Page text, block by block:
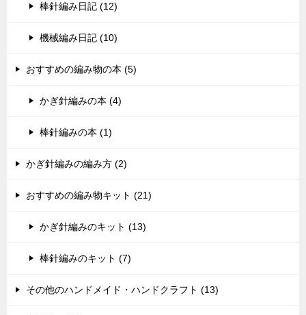
棒針編み日記 (12)
機械編み日記 (10)
おすすめの編み物の本 (5)
かぎ針編みの本 (4)
棒針編みの本 (1)
かぎ針編みの編み方 (2)
おすすめの編み物キット (21)
かぎ針編みのキット (13)
棒針編みのキット (7)
その他のハンドメイド・ハンドクラフト (13)